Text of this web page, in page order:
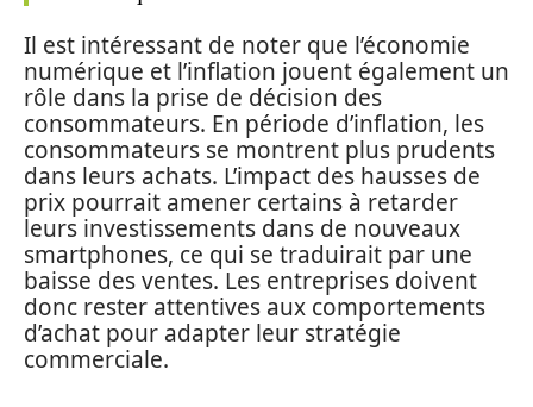
Il est intéressant de noter que l’économie
numérique et l’inflation jouent également un
rôle dans la prise de décision des
consommateurs. En période d’inflation, les
consommateurs se montrent plus prudents
dans leurs achats. L’impact des hausses de
prix pourrait amener certains à retarder
leurs investissements dans de nouveaux
smartphones, ce qui se traduirait par une
baisse des ventes. Les entreprises doivent
donc rester attentives aux comportements
d’achat pour adapter leur stratégie
commerciale.